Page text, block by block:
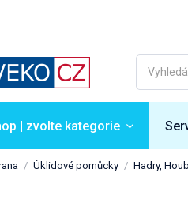
| zvolte kategorie
Úklidové pomůcky Hadry,